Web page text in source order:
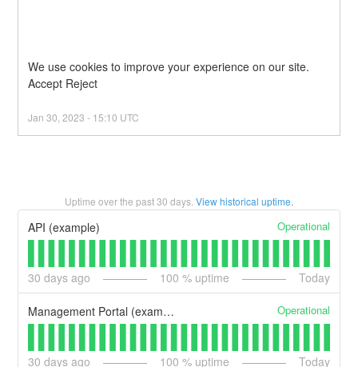
Accept Reject
Jan30 ,2023 - 15:10 UTC
Uptime over the past30 days. View historical uptime.
API (example) Operational
30 days ago 100 % uptime Today
Management Portal (example) Operational
30 days ago 100 % uptime Today